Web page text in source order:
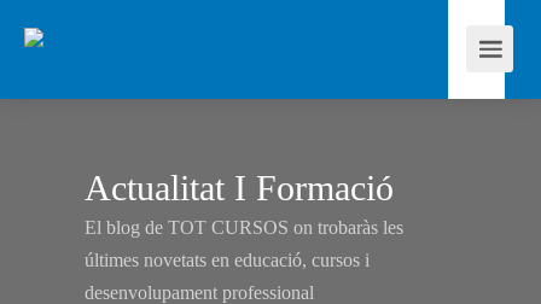
Actualitat I Formació
El blog de TOT CURSOS on trobaràs les
últimes novetats en educació, cursos i
desenvolupament professional